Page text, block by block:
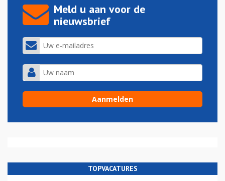
Meld u aan voor de
nieuwsbrief
TOPVACATURES